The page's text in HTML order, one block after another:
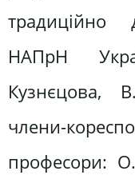
традиційно
НАПрН
Кузнєцова,
члени-
професори: